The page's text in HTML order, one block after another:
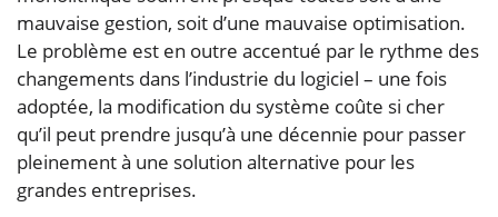
mauvaise gestion, soit d’une mauvaise optimisation.
Le problème est en outre accentué par le rythme des
changements dans l’industrie du logiciel – une fois
adoptée, la modification du système coûte si cher
qu’il peut prendre jusqu’à une décennie pour passer
pleinement à une solution alternative pour les
grandes entreprises.